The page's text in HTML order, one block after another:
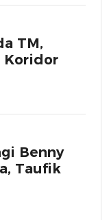
TM,
Koridor
Benny
Taufik